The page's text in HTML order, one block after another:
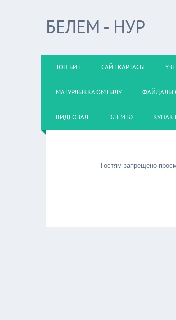
БЕЛЕМ - НУР
ТӨП БИТ САЙТ КАРТАСЫ
МАТУРЛЫККА ОМТЫЛУ ФАЙДАЛЫ
ВИДЕОЗАЛ ЭЛЕМТӘ КУНАК
Гостям запрещено